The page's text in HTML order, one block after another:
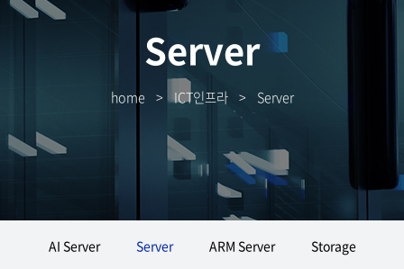
Server
home >ICT인프라> Server
AI Server Server ARM Server Storage